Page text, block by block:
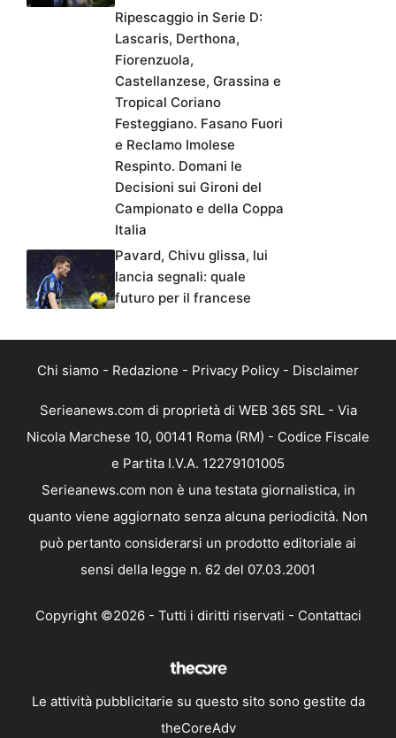
Ripescaggio in Serie D:
Lascaris, Derthona,
Fiorenzuola,
Castellanzese, Grassina e
Tropical Coriano
Festeggiano. Fasano Fuori
e Reclamo Imolese
Respinto. Domani le
Decisioni sui Gironi del
Campionato e della Coppa
Italia
Pavard, Chivu glissa, lui
lancia segnali: quale
futuro per il francese
Chi siamo - Redazione - Privacy Policy - Disclaimer
Serieanews.com di proprietà di WEB 365 SRL - Via
Nicola Marchese 10, 00141 Roma (RM) - Codice Fiscale
e Partita I.V.A. 12279101005
Serieanews.com non è una testata giornalistica, in
quanto viene aggiornato senza alcuna periodicità. Non
può pertanto considerarsi un prodotto editoriale ai
sensi della legge n. 62 del 07.03.2001
Copyright ©2026 - Tutti i diritti riservati - Contattaci
Le attività pubblicitarie su questo sito sono gestite da
theCoreAdv